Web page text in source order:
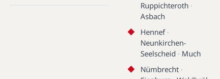
Ruppichteroth ·
Asbach
Hennef·
Neunkirchen-
Seelscheid · Much
Nümbrecht ·